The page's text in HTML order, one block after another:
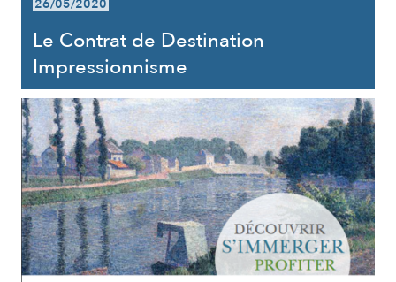
26/05/2020
Le Contrat de Destination
Impressionnisme